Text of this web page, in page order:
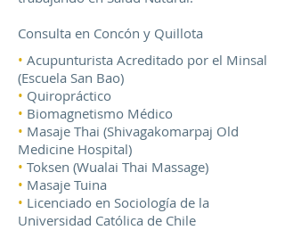
Consulta en Concón y Quillota
• Acupunturista Acreditado por el Minsal
(Escuela San Bao)
• Quiropráctico
• Biomagnetismo Médico
• Masaje Thai (Shivagakomarpaj Old
Medicine Hospital)
• Toksen (Wualai Thai Massage)
• Masaje Tuina
• Licenciado en Sociología de la
Universidad Católica de Chile